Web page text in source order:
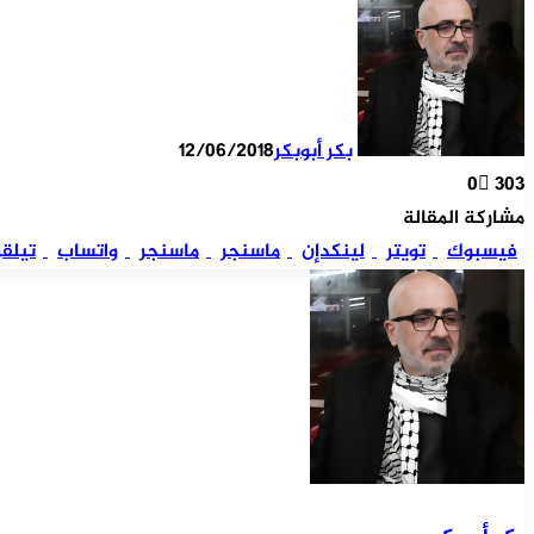
بكر أبوبكر12/06/2018
0 303
مشاركة المقالة
فيسبوك
تويتر لينكدإن ماسنجر ماسنجر واتساب